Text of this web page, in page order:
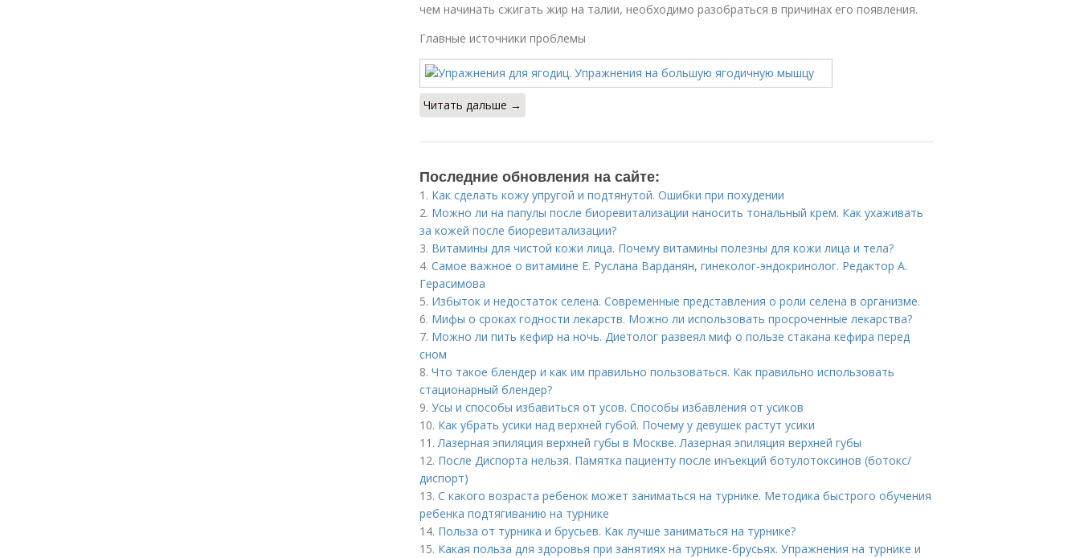
чем начинать сжигать жир на талии, необходимо разобраться в причинах его появления.
Главные источники проблемы
Читать дальше →
Последние обновления на сайте:
1. Как сделать кожу упругой и подтянутой. Ошибки при похудении
2. Можно ли на папулы после биоревитализации наносить тональный крем. Как ухаживать
за кожей после биоревитализации?
3. Витамины для чистой кожи лица. Почему витамины полезны для кожи лица и тела?
4. Самое важное о витамине Е. Руслана Варданян, гинеколог-эндокринолог. Редактор А.
Герасимова
5. Избыток и недостаток селена. Современные представления о роли селена в организме.
6. Мифы о сроках годности лекарств. Можно ли использовать просроченные лекарства?
7. Можно ли пить кефир на ночь. Диетолог развеял миф о пользе стакана кефира перед
сном
8. Что такое блендер и как им правильно пользоваться. Как правильно использовать
стационарный блендер?
9. Усы и способы избавиться от усов. Способы избавления от усиков
10. Как убрать усики над верхней губой. Почему у девушек растут усики
11.Лазерная эпиляция верхней губы в Москве. Лазерная эпиляция верхней губы
12. После Диспорта нельзя. Памятка пациенту после инъекций ботулотоксинов (ботокс/
диспорт)
13. С какого возраста ребенок может заниматься на турнике. Методика быстрого обучения
ребенка подтягиванию на турнике
14. Польза от турника и брусьев. Как лучше заниматься на турнике?
15. Какая польза для здоровья при занятиях на турнике-брусьях. Упражнения на турнике и